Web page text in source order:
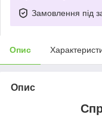
Замовлення під
Опис
Опис